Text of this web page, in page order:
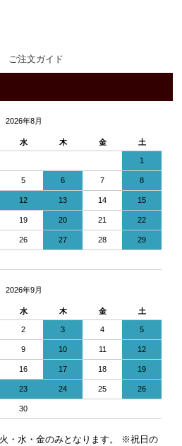
ご注文ガイド
2026年8月
水 木 金 土
1
5 6 7 8
12 13 14 15
19 20 21 22
26 27 28 29
2026年9月
水 木 金 土
2 3 4 5
9 10 11 12
16 17 18 19
23 24 25 26
30
・水・金のみとなります。 ※祝日の